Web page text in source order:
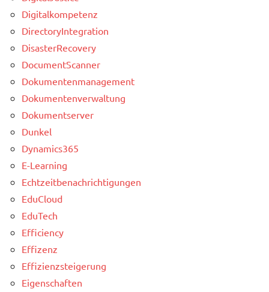
Digitalkompetenz
DirectoryIntegration
DisasterRecovery
DocumentScanner
Dokumentenmanagement
Dokumentenverwaltung
Dokumentserver
Dunkel
Dynamics365
E-Learning
Echtzeitbenachrichtigungen
EduCloud
EduTech
Efficiency
Effizenz
Effizienzsteigerung
Eigenschaften